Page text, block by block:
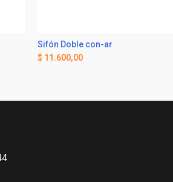
Sifón Doble con-ar
$ 11.600,00